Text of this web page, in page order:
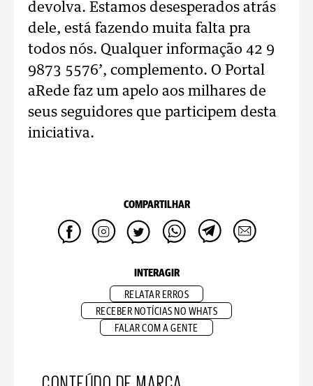
devolva. Estamos desesperados atrás
dele, está fazendo muita falta pra
todos nós. Qualquer informação 42 9
9873 5576’, complemento. O Portal
aRede faz um apelo aos milhares de
seus seguidores que participem desta
iniciativa.
COMPARTILHAR
INTERAGIR
RELATAR ERROS
RECEBER NOTÍCIAS NO WHATS
FALAR COM A GENTE